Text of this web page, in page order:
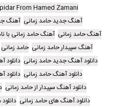
From Hamed Zamani
آهنگ جدید حامد زمانی آهنگ
آهنگ حامد زمانی آهنگ حامد زمانی با
آهنگ سپیدار حامد زمانی حامد زمانی
دانلود آهنگ جدید حامد زمانی دانلود
دانلود آهنگ حامد زمانی دانلود
دانلود آهنگ سپیدار از حامد زمانی
دانلود آهنگ های حامد زمانی